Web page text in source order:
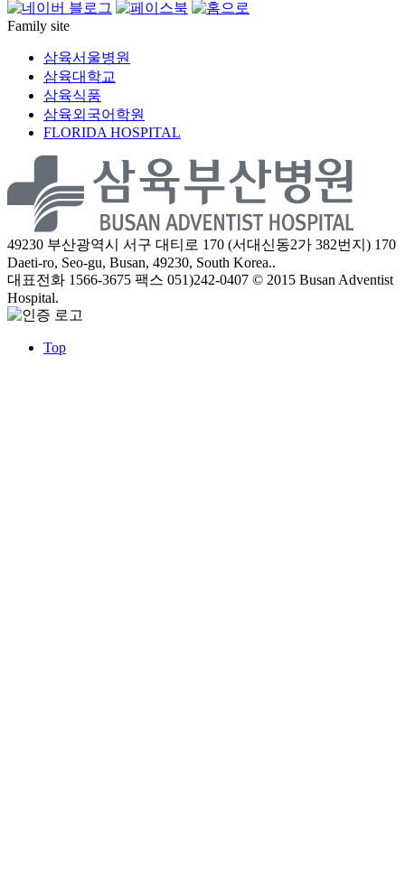
Family site
삼육서울병원
삼육대학교
삼육식품
삼육외국어학원
FLORIDA HOSPITAL
49230 부산광역시 서구 대티로 170 (서대신동2가 382번지) 170
Daeti-ro, Seo-gu, Busan, 49230, South Korea..
대표전화 1566-3675 팩스 051)242-0407 © 2015 Busan Adventist
Hospital.
Top